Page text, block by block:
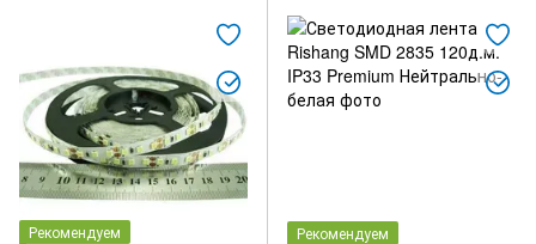
Рекомендуем Рекомендуем